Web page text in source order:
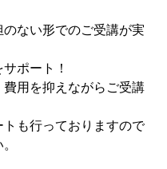
ない形でのご受講が実
ポート！
用を抑えながらご受講
も行っておりますので